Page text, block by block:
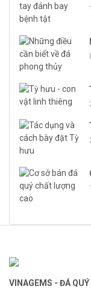
VINAGEMS - ĐÁ